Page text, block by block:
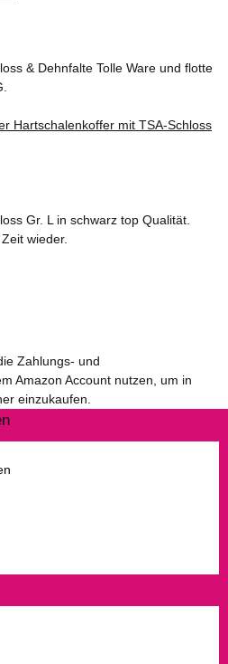
& Dehnfalte Tolle Ware und flotte
Gr. L in schwarz top Qualität.
wieder.
Zahlungs- und
Amazon Account nutzen, um in
einzukaufen.